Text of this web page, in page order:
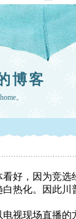
博客
。
好，因为竞
热化。因此川
视现场直播的